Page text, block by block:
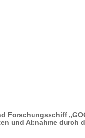
Forschungsschiff
und Abnahme durch